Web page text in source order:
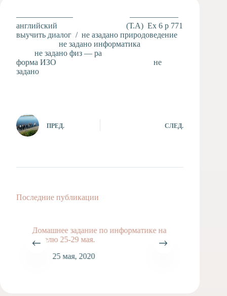
студия
Музыкальное
отделение
Психологическая
Служба
——————— ——————
английский (Т.А) Ex 6 p 771
выучить диалог / не азадано природоведение
не задано информатика
не задано физ — ра
форма ИЗО не
задано
ПРЕД. СЛЕД.
Последние публикации
Домашнее задание по информатике на
неделю 25-29 мая.
25 мая, 2020